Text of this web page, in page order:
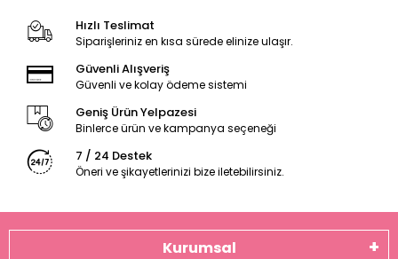
Hızlı Teslimat
Siparişleriniz en kısa sürede elinize ulaşır.
Güvenli Alışveriş
Güvenli ve kolay ödeme sistemi
Geniş Ürün Yelpazesi
Binlerce ürün ve kampanya seçeneği
7 / 24 Destek
Öneri ve şikayetlerinizi bize iletebilirsiniz.
Kurumsal